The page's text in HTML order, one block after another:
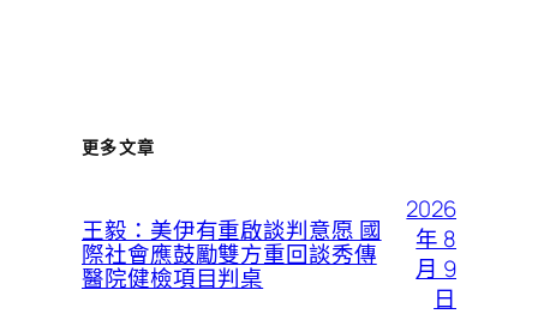
更多文章
王毅：美伊有重啟談判意愿 國
際社會應鼓勵雙方重回談秀傳
醫院健檢項目判桌
2026
年 8
月 9
日